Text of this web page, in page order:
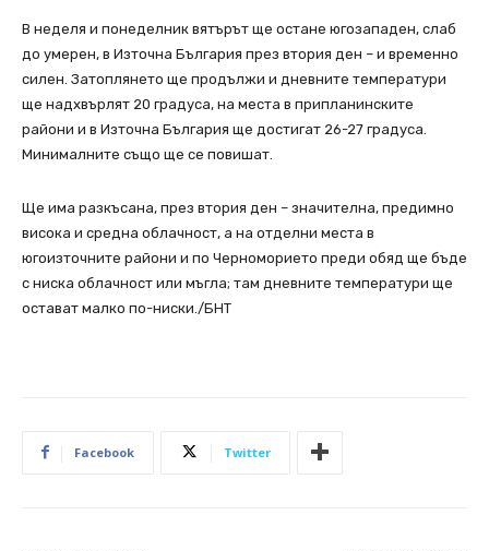
В неделя и понеделник вятърът ще остане югозападен, слаб
до умерен, в Източна България през втория ден – и временно
силен. Затоплянето ще продължи и дневните температури
ще надхвърлят 20 градуса, на места в припланинските
райони и в Източна България ще достигат 26-27 градуса.
Минималните също ще се повишат.
Ще има разкъсана, през втория ден – значителна, предимно
висока и средна облачност, а на отделни места в
югоизточните райони и по Черноморието преди обяд ще бъде
с ниска облачност или мъгла; там дневните температури ще
остават малко по-ниски./БНТ
Facebook Twitter